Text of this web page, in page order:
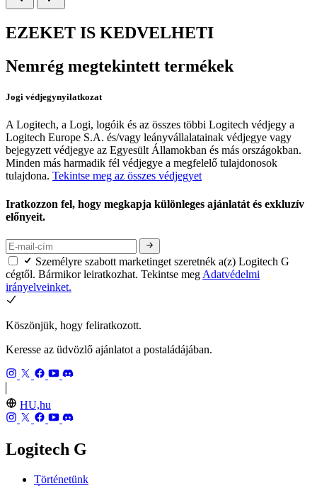
EZEKET IS KEDVELHETI
Nemrég megtekintett termékek
Jogi védjegynyilatkozat
A Logitech, a Logi, logóik és az összes többi Logitech védjegy a
Logitech Europe S.A. és/vagy leányvállalatainak védjegye vagy
bejegyzett védjegye az Egyesült Államokban és más országokban.
Minden más harmadik fél védjegye a megfelelő tulajdonosok
tulajdona. Tekintse meg az összes védjegyet
Iratkozzon fel, hogy megkapja különleges ajánlatát és exkluzív
előnyeit.
Személyre szabott marketinget szeretnék a(z) Logitech G
cégtől. Bármikor leiratkozhat. Tekintse meg Adatvédelmi
irányelveinket.
Köszönjük, hogy feliratkozott.
Keresse az üdvözlő ajánlatot a postaládájában.
HU,hu
Logitech G
Történetünk